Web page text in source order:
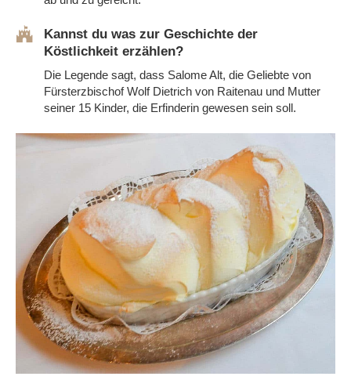
Kannst du was zur Geschichte der
Köstlichkeit erzählen?
Die Legende sagt, dass Salome Alt, die Geliebte von
Fürsterzbischof Wolf Dietrich von Raitenau und Mutter
seiner 15 Kinder, die Erfinderin gewesen sein soll.